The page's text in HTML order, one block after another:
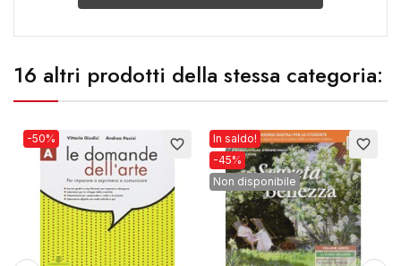
16 altri prodotti della stessa categoria:
favorite_border
-50% favorite_border
In saldo!
-45%
Non disponibile